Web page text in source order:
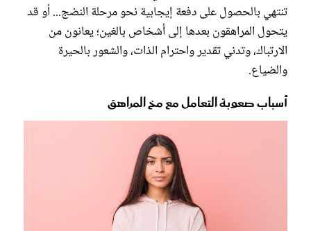
تنتهي بالحصول على دفعة إيجابية نحو مرحلة النضج... أو قد
يتحول المراهقون بعدها إلى أشخاص بالغين؛ يعانون من
الارتباك، وتدني تقدير واحترام الذات، والشعور بالحيرة
والضياع.
أسباب صعوبة التعامل مع مخ المراهق